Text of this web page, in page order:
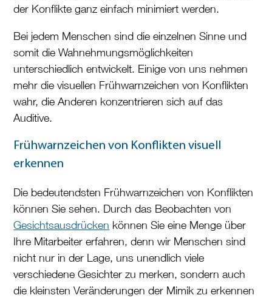
der Konflikte ganz einfach minimiert werden.
Bei jedem Menschen sind die einzelnen Sinne und
somit die Wahnehmungsmöglichkeiten
unterschiedlich entwickelt. Einige von uns nehmen
mehr die visuellen Frühwarnzeichen von Konflikten
wahr, die Anderen konzentrieren sich auf das
Auditive.
Frühwarnzeichen von Konflikten visuell
erkennen
Die bedeutendsten Frühwarnzeichen von Konflikten
können Sie sehen. Durch das Beobachten von
Gesichtsausdrücken können Sie eine Menge über
Ihre Mitarbeiter erfahren, denn wir Menschen sind
nicht nur in der Lage, uns unendlich viele
verschiedene Gesichter zu merken, sondern auch
die kleinsten Veränderungen der Mimik zu erkennen